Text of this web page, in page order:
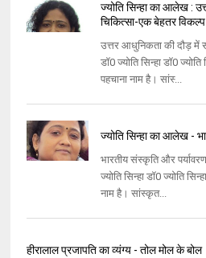
ज्योति सिन्हा का आलेख :
चिकित्सा-एक बेहतर विकल्प
उत्तर आधुनिकता की दौड़ में
डॉ0 ज्‍योति सिन्‍हा डॉ0
पहचाना नाम है। सांस्‍...
ज्योति सिन्हा का आलेख -
भारतीय संस्‍कृति और
ज्‍योति सिन्‍हा डॉ0 ज्‍योति
नाम है। सांस्‍कृत...
हीरालाल प्रजापति का व्यंग्य - तोल मोल के बोल